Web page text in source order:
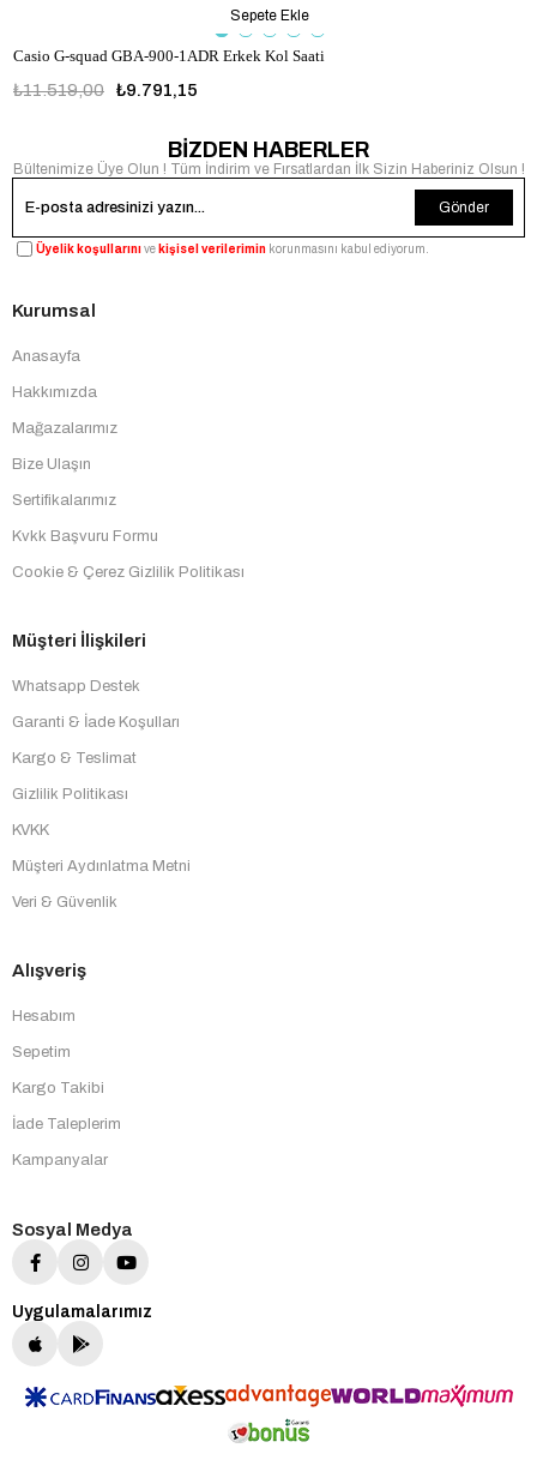
Casio G-squad GBA-900-1ADR Erkek Kol Saati
₺9.791,15
₺11.519,00
Sepete Ekle
BİZDEN HABERLER
Bültenimize Üye Olun ! Tüm İndirim ve Fırsatlardan İlk Sizin Haberiniz Olsun !
Gönder
Üyelik koşullarınıve kişisel verilerimin korunmasını kabul ediyorum.
Kurumsal
Anasayfa
Hakkımızda
Mağazalarımız
Bize Ulaşın
Sertifikalarımız
Kvkk Başvuru Formu
Cookie & Çerez Gizlilik Politikası
Müşteri İlişkileri
Whatsapp Destek
Garanti & İade Koşulları
Kargo & Teslimat
Gizlilik Politikası
KVKK
Müşteri Aydınlatma Metni
Veri & Güvenlik
Alışveriş
Hesabım
Sepetim
Kargo Takibi
İade Taleplerim
Kampanyalar
Sosyal Medya
Uygulamalarımız